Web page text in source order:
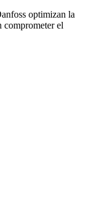
optimizan la
comprometer el